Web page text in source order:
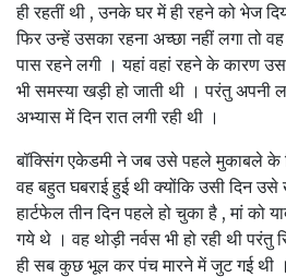
ही रहतीं थी , उनके घर में ही रहने को भेज
फिर उन्हें उसका रहना अच्छा नहीं लगा तो
पास रहने लगी । यहां वहां रहने के कारण
भी समस्या खड़ी हो जाती थी । परंतु अपनी
अभ्यास में दिन रात लगी रही थी ।
बॉक्सिंग एकेडमी ने जब उसे पहले मुकाबले के
वह बहुत घबराई हुई थी क्योंकि उसी दिन
हार्टफेल तीन दिन पहले हो चुका है , मां
गये थे । वह थोड़ी नर्वस भी हो रही थी परंतु
ही सब कुछ भूल कर पंच मारने में जुट गई थी